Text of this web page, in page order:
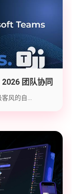
团队协同
风的自...